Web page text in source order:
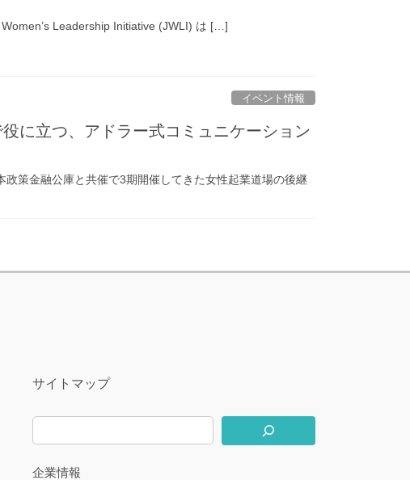
Leadership Initiative (JWLI) は […]
イベント情報
に立つ、アドラー式コミュニケーション
策金融公庫と共催で3期開催してきた女性起業道場の後継
サイトマップ
企業情報